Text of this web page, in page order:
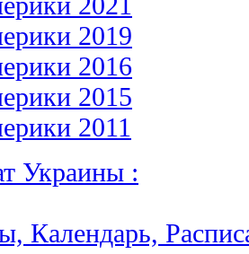
2019
2016
2015
2011
Украины :
Календарь,